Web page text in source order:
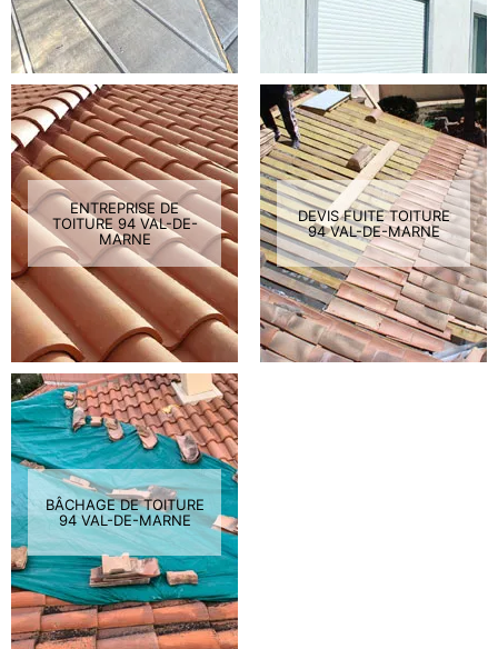
ENTREPRISE DE
TOITURE 94 VAL-DE-
MARNE
DEVIS FUITE TOITURE
94 VAL-DE-MARNE
BÂCHAGE DE TOITURE
94 VAL-DE-MARNE